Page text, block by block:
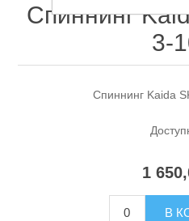
Спиннинг
3-
Спиннинг Kaida
1
В